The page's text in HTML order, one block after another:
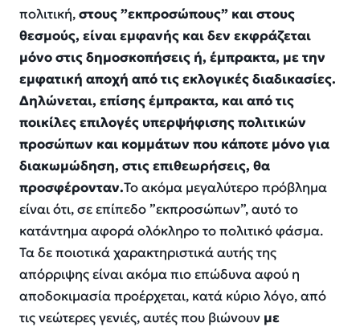
πολιτική,στους ”εκπροσώπους” και στους
θεσμούς, είναι εμφανής και δεν εκφράζεται
μόνο στις δημοσκοπήσεις ή, έμπρακτα, με την
εμφατική αποχή από τις εκλογικές διαδικασίες.
Δηλώνεται, επίσης έμπρακτα, και από τις
ποικίλες επιλογές υπερψήφισης πολιτικών
προσώπων και κομμάτων που κάποτε μόνο για
διακωμώδηση, στις επιθεωρήσεις, θα
προσφέρονταν.Το ακόμα μεγαλύτερο πρόβλημα
είναι ότι, σε επίπεδο ”εκπροσώπων”,αυτό το
κατάντημα αφορά ολόκληρο το πολιτικό φάσμα.
Τα δε ποιοτικά χαρακτηριστικά αυτής της
απόρριψης είναι ακόμα πιο επώδυνα αφού η
αποδοκιμασία προέρχεται, κατά κύριο λόγο, από
τις νεώτερες γενιές,αυτές που βιώνουν με